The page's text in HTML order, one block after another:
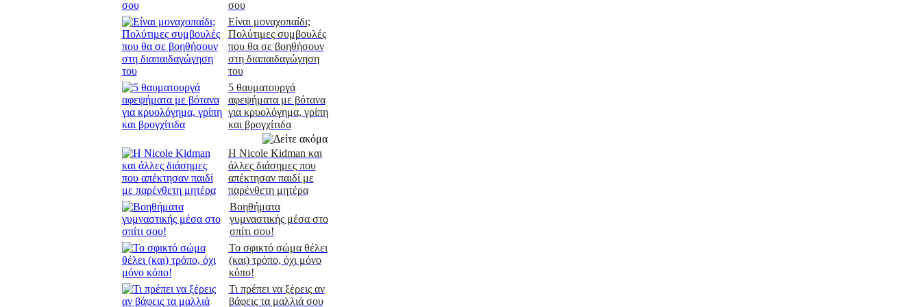
σου
Είναι μοναχοπαίδι;
Πολύτιμες συμβουλές
που θα σε βοηθήσουν
στη διαπαιδαγώγηση
του
5 θαυματουργά
αφεψήματα με βότανα
για κρυολόγημα, γρίπη
και βρογχίτιδα
H Nicole Kidman και
άλλες διάσημες που
απέκτησαν παιδί με
παρένθετη μητέρα
Βοηθήματα
γυμναστικής μέσα στο
σπίτι σου!
Το σφικτό σώμα θέλει
(και) τρόπο, όχι μόνο
κόπο!
Τι πρέπει να ξέρεις αν
βάφεις τα μαλλιά σου